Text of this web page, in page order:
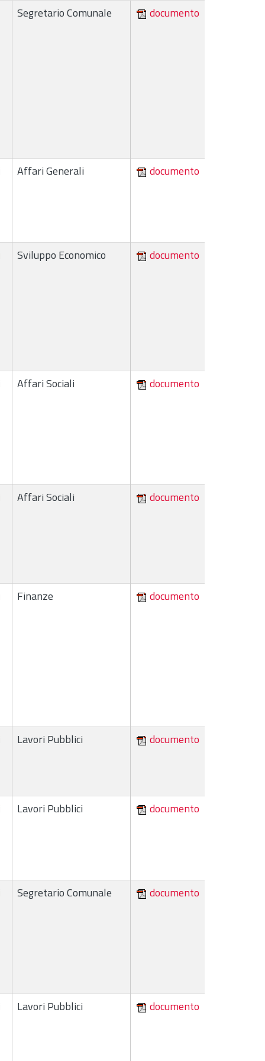
Segretario Comunale documento
Affari Generali documento
Sviluppo Economico documento
Affari Sociali documento
Affari Sociali documento
Finanze documento
Lavori Pubblici documento
Lavori Pubblici documento
Segretario Comunale documento
Lavori Pubblici documento